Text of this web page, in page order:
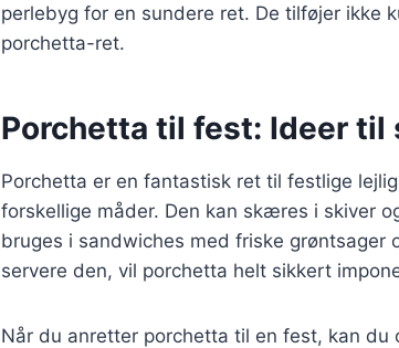
perlebyg for en sundere ret. De tilføjer ikke
porchetta-ret.
Porchetta til fest: Ideer til
Porchetta er en fantastisk ret til festlige
forskellige måder. Den kan skæres i skiver
bruges i sandwiches med friske
servere den, vil porchetta helt sikkert
Når du anretter porchetta til en fest, kan du